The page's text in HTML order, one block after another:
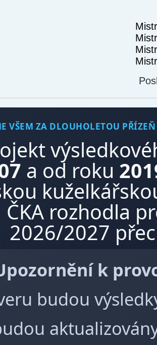
VŠEM ZA DLOUHOLETOU PŘÍZEŇ
a od roku
ČKA rozhodla
2026/2027
k
budou